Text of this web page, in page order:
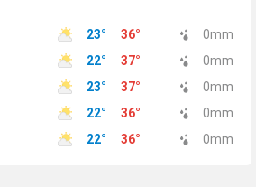
23° 36° 0mm
22° 37° 0mm
23° 37° 0mm
22° 36° 0mm
22° 36° 0mm